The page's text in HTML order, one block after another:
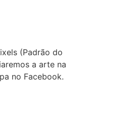
(Padrão do
a arte na
no Facebook.